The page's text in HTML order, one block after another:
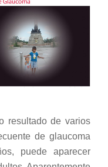
resultado de varios
de glaucoma
puede aparecer